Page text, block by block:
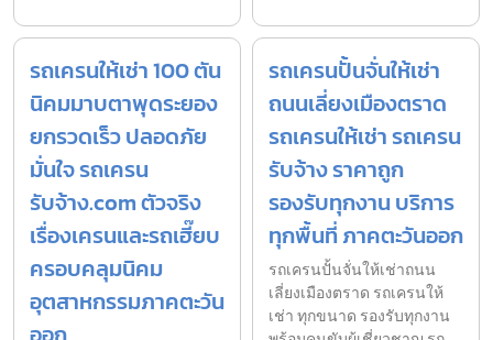
รถเครนให้เช่า 100 ตัน
นิคมมาบตาพุดระยอง
ยกรวดเร็ว ปลอดภัย
มั่นใจ รถเครน
รับจ้าง.com ตัวจริง
เรื่องเครนและรถเฮี๊ยบ
ครอบคลุมนิคม
อุตสาหกรรมภาคตะวัน
รถเครนปั้นจั่นให้เช่า
ถนนเลี่ยงเมืองตราด
รถเครนให้เช่า รถเครน
รับจ้าง ราคาถูก
รองรับทุกงาน บริการ
ทุกพื้นที่ ภาคตะวันออก
รถเครนปั้นจั่นให้เช่าถนน
เลี่ยงเมืองตราด รถเครนให้
เช่า ทุกขนาด รองรับทุกงาน